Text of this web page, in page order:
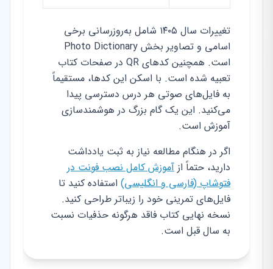
تغییرات سال ۱۴۰۵ شامل به‌روزرسانی برخی
اسامی و تصاویر بخش Photo Dictionary
است. همچنین کدهای QR در صفحات کتاب
تعبیه شده است. با اسکن این کدها، مستقیماً
به فایل‌های صوتی هر درس دسترسی پیدا
می‌کنید. این یک گام بزرگ در هوشمندسازی
آموزش است.
اگر در هنگام مطالعه نیاز به ثبت یادداشت
دارید، حتماً از آموزش کامل نصب فونت در
فتوشاپ (فارسی و انگلیسی) استفاده کنید تا
فایل‌های تمرینی خود را زیباتر طراحی کنید.
نسخه نهایی کتاب فاقد هرگونه حذفیات نسبت
به سال قبل است.